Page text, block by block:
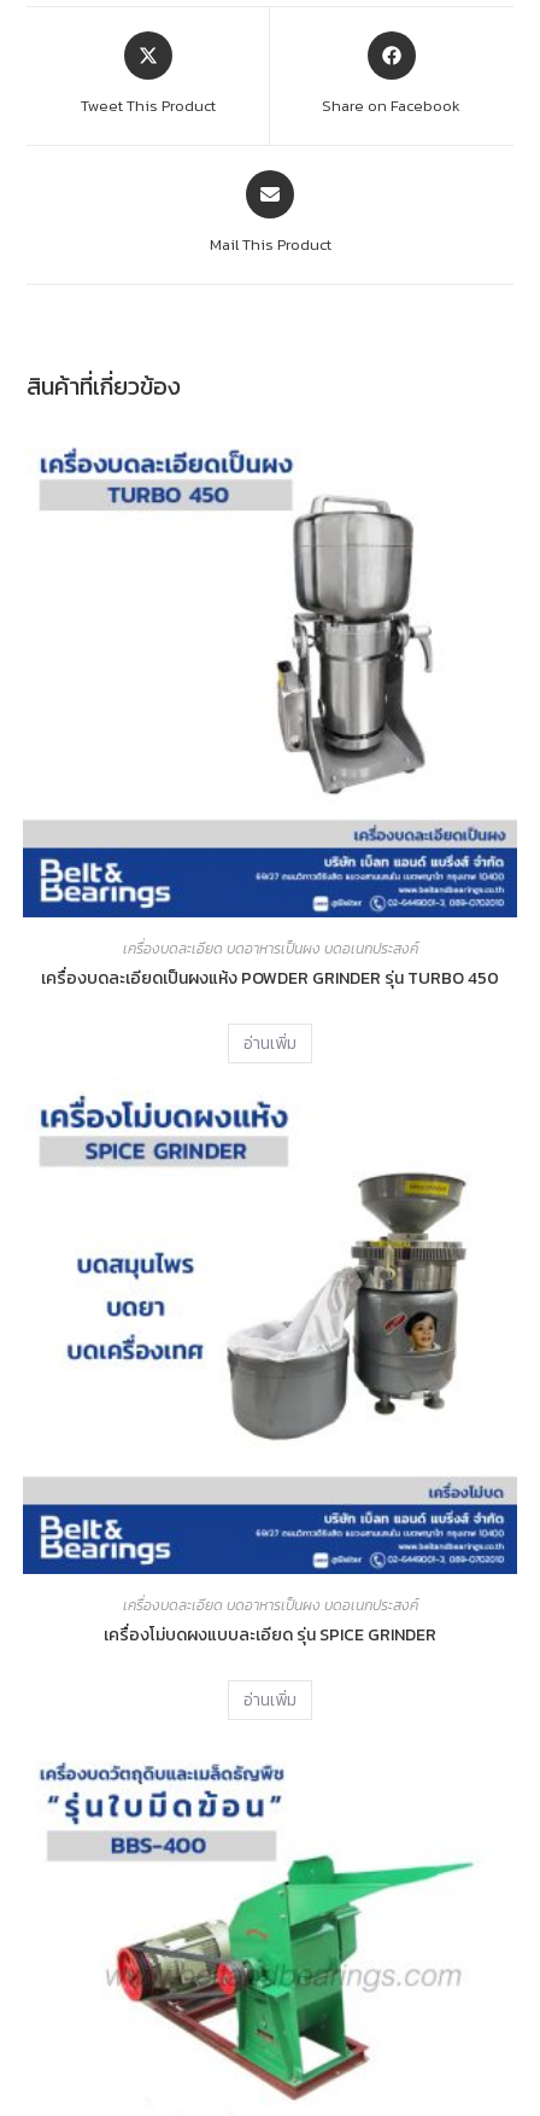
Tweet This Product Share on Facebook
Mail This Product
สินค้าที่เกี่ยวข้อง
เครื่องบดละเอียด บดอาหารเป็นผง บดอเนกประสงค์
เครื่องบดละเอียดเป็นผงแห้ง POWDER GRINDER รุ่น TURBO 450
อ่านเพิ่ม
เครื่องบดละเอียด บดอาหารเป็นผง บดอเนกประสงค์
เครื่องโม่บดผงแบบละเอียด รุ่น SPICE GRINDER
อ่านเพิ่ม